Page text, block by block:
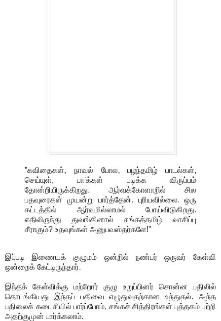
”கவிதைகள், நாவல் போல, பழந்தமிழ் பாடல்கள்,
செய்யுள், பா'க்கள் படிக்க விருப்பம்
தோன்றியிருக்கிறது. ஆர்வக்கோளாறில் சில
பதவுரைகள் முயன்று பார்த்தேன். புரியவில்லை. ஒரு
கட்டத்தில் ஆர்வமில்லாமல் போய்விடுகிறது.
எதிலிருந்து துவங்கினால் சங்கத்தமிழ் வாசிப்பு
சீராகும்? உதவுங்கள் அனுபவஸ்தர்களே!”
இப்படி இணையக் குழுமம் ஒன்றில் நண்பர் ஒருவர் கேள்வி
ஒன்றைக் கேட்டிருந்தார்.
இந்தக் கேள்விக்கு மற்றோர் குழு உறுப்பினர் சொன்ன பதிலில்
தொடங்கியது இந்தப் பதிவை எழுதுவதற்கான உந்துதல். அந்த
பதிலைக் கடைசியில் பார்ப்போம், சங்கச் சித்திரங்கள் புத்தகம் பற்றி
அதற்குமுன் பார்க்கலாம்.